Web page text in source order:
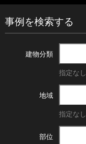
事例を検索する
建物分類
指定なし
地域
指定なし
部位